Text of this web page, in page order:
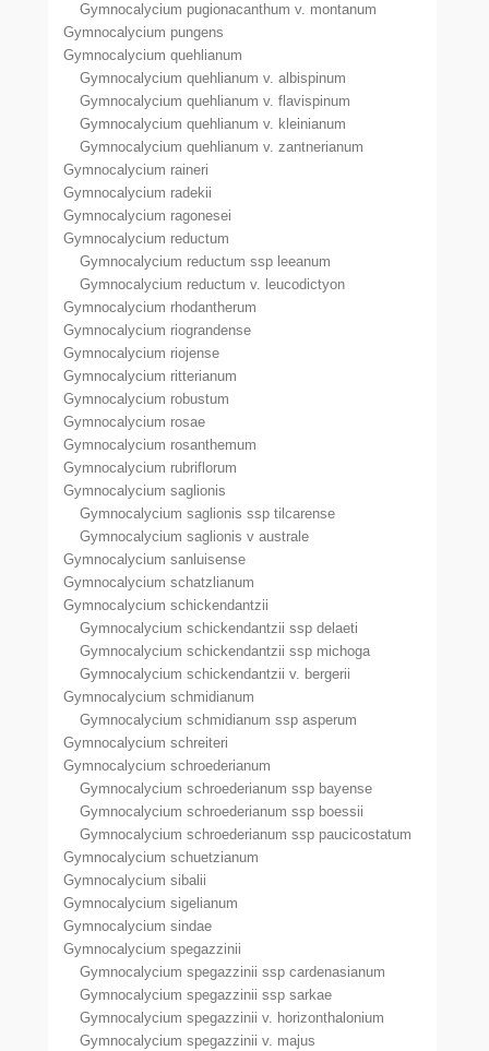
Gymnocalycium pugionacanthum v. montanum
Gymnocalycium pungens
Gymnocalycium quehlianum
Gymnocalycium quehlianum v. albispinum
Gymnocalycium quehlianum v. flavispinum
Gymnocalycium quehlianum v. kleinianum
Gymnocalycium quehlianum v. zantnerianum
Gymnocalycium raineri
Gymnocalycium radekii
Gymnocalycium ragonesei
Gymnocalycium reductum
Gymnocalycium reductum ssp leeanum
Gymnocalycium reductum v. leucodictyon
Gymnocalycium rhodantherum
Gymnocalycium riograndense
Gymnocalycium riojense
Gymnocalycium ritterianum
Gymnocalycium robustum
Gymnocalycium rosae
Gymnocalycium rosanthemum
Gymnocalycium rubriflorum
Gymnocalycium saglionis
Gymnocalycium saglionis ssp tilcarense
Gymnocalycium saglionis v australe
Gymnocalycium sanluisense
Gymnocalycium schatzlianum
Gymnocalycium schickendantzii
Gymnocalycium schickendantzii ssp delaeti
Gymnocalycium schickendantzii ssp michoga
Gymnocalycium schickendantzii v. bergerii
Gymnocalycium schmidianum
Gymnocalycium schmidianum ssp asperum
Gymnocalycium schreiteri
Gymnocalycium schroederianum
Gymnocalycium schroederianum ssp bayense
Gymnocalycium schroederianum ssp boessii
Gymnocalycium schroederianum ssp paucicostatum
Gymnocalycium schuetzianum
Gymnocalycium sibalii
Gymnocalycium sigelianum
Gymnocalycium sindae
Gymnocalycium spegazzinii
Gymnocalycium spegazzinii ssp cardenasianum
Gymnocalycium spegazzinii ssp sarkae
Gymnocalycium spegazzinii v. horizonthalonium
Gymnocalycium spegazzinii v. majus